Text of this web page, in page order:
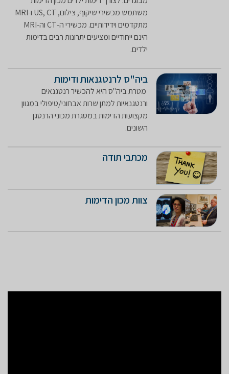
משתמש מכשירי שיקוף, צילום, US, CT ו-MRI
מתקדמים וידידותיים. מכשירי ה-CT וה-MRI
הינם ייחודיים ומציעים יתרונות רבים בדימות
ילדים.
ביה"ס לרנטגנאות ודימות
​ מטרת ביה"ס היא להכשיר רנטגנאים
ורנטגנאיות למתן שרות אבחוני/טיפולי במגוון
מקצועות הדימות במסגרת מכוני הרנטגן
השונים.
מכתבי תודה
צוות מכון הדימות